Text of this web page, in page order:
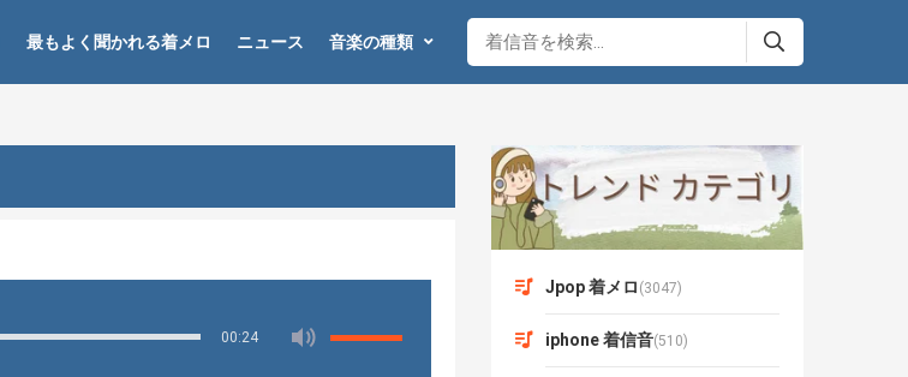
最もよく聞かれる着メロ ニュース 音楽の種類
00:24
Jpop 着メロ (3047)
iphone 着信音(510)